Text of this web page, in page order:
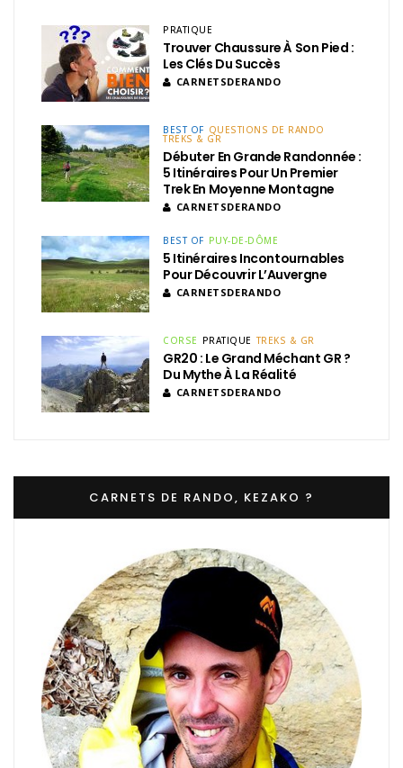
PRATIQUE
Trouver Chaussure À Son Pied :
Les Clés Du Succès
CARNETSDERANDO
BEST OF QUESTIONS DE RANDO
TREKS & GR
Débuter En Grande Randonnée :
5 Itinéraires Pour Un Premier
Trek En Moyenne Montagne
CARNETSDERANDO
BEST OF PUY-DE-DÔME
5 Itinéraires Incontournables
Pour Découvrir L’Auvergne
CARNETSDERANDO
CORSE PRATIQUE TREKS & GR
GR20 : Le Grand Méchant GR ?
Du Mythe À La Réalité
CARNETSDERANDO
CARNETS DE RANDO, KEZAKO ?